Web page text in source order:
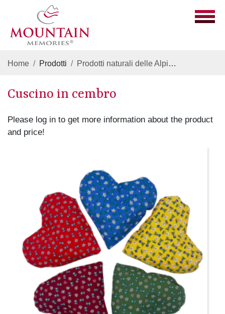
Home Prodotti Prodotti naturali delle Alpi
Cuscino in cembro
Please log in to get more information about the product
and price!